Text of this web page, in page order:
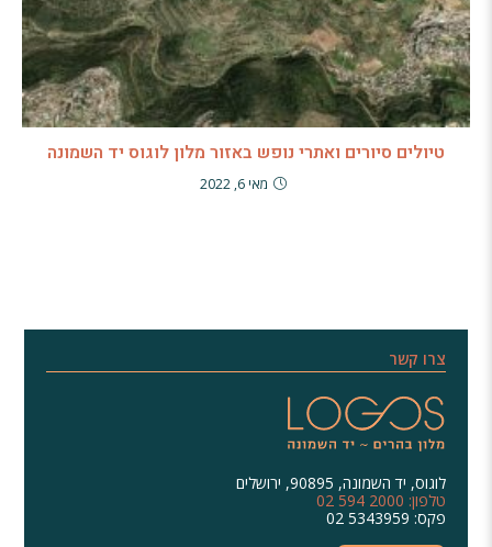
טיולים סיורים ואתרי נופש באזור מלון לוגוס יד השמונה
מאי 6, 2022
צרו קשר
לוגוס, יד השמונה, 90895, ירושלים
02 594 2000 :טלפון
02 5343959 :פקס